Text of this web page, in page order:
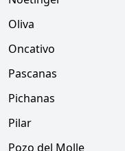
Oliva
Oncativo
Pascanas
Pichanas
Pilar
Pozo del Molle